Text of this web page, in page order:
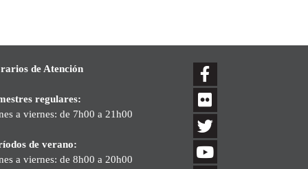
de Atención
regulares:
a viernes: de 7h00 a 21h00
de verano:
a viernes: de 8h00 a 20h00